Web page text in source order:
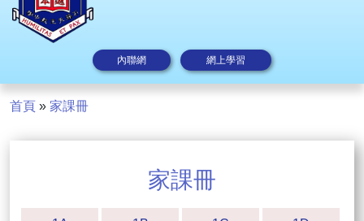
內聯網 網上學習
首頁 » 家課冊
家課冊